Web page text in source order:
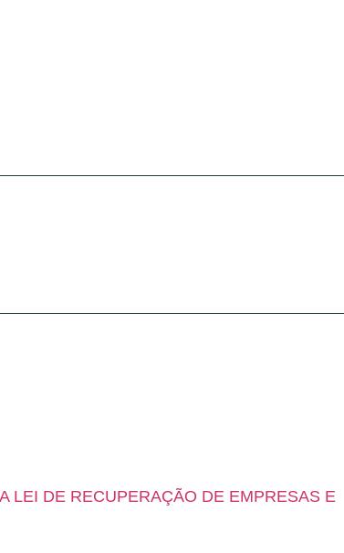
LEI DE RECUPERAÇÃO DE EMPRESAS E